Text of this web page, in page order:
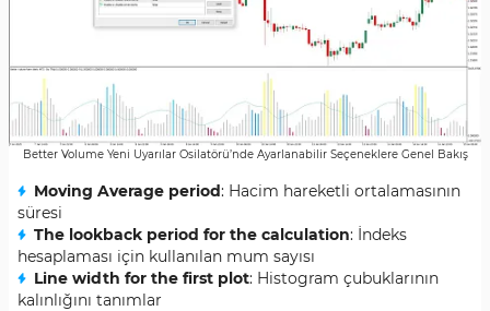
Better Volume Yeni Uyarılar Osilatörü’nde Ayarlanabilir Seçeneklere Genel Bakış
Moving Average period: Hacim hareketli ortalamasının
süresi
The lookback period for the calculation: İndeks
hesaplaması için kullanılan mum sayısı
Line width for the first plot: Histogram çubuklarının
kalınlığını tanımlar